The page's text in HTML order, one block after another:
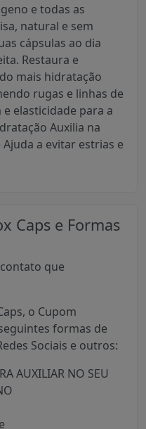
e todas as
natural e sem
cápsulas ao dia
Restaura e
mais hidratação
rugas e linhas de
elasticidade para a
Auxilia na
a evitar estrias e
Caps e Formas
que
o Cupom
formas de
Sociais e outros:
AUXILIAR NO SEU